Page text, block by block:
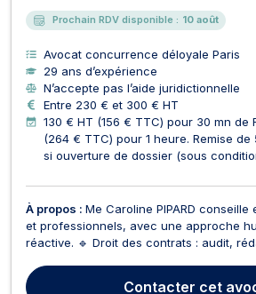
Prochain RDV disponible : 10 août
Avocat concurrence déloyale Paris
29 ans d’expérience
N’accepte pas l’aide juridictionnelle
Entre 230 € et 300 € HT
130 € HT (156 € TTC) pour 30 mn de
(264 € TTC) pour 1 heure. Remise de
si ouverture de dossier (sous
À propos : Me Caroline PIPARD
et professionnels, avec une approche
réactive. 🔹 Droit des contrats : audit,
franchise, agent commercial, apporteur
Contacter cet